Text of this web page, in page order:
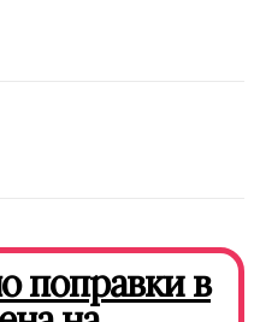
поправки в